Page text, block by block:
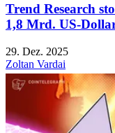
Trend Research
1,8 Mrd. US-
29. Dez. 2025
Zoltan Vardai